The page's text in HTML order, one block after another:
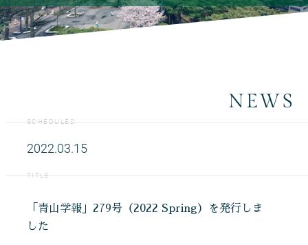
NEWS
SCHEDULED
2022.03.15
TITLE
「青山学報」279号（2022 Spring）を発行しま
した